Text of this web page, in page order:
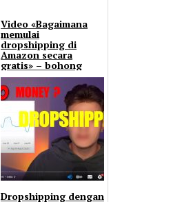
Video «Bagaimana
memulai
dropshipping di
Amazon secara
gratis» – bohong
atau benar?
Dropshipping dengan